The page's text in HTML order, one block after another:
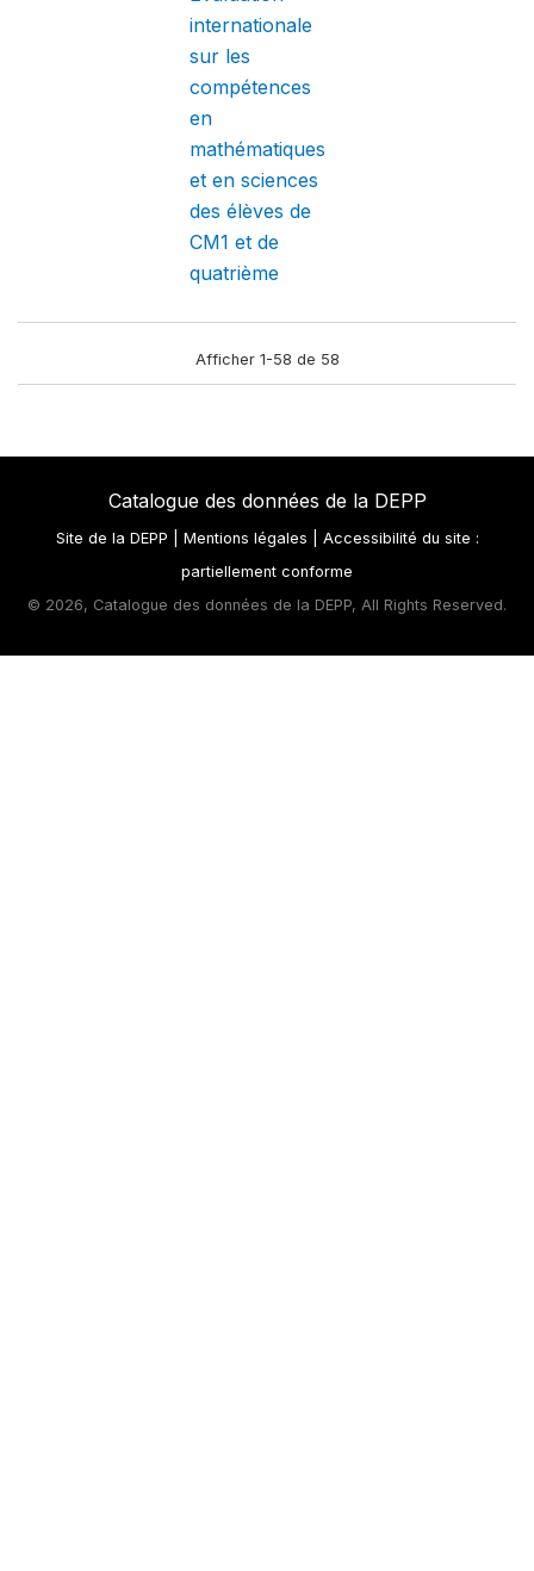
internationale
sur les
compétences
en
mathématiques
et en sciences
des élèves de
CM1 et de
quatrième
Afficher 1-58 de 58
Catalogue des données de la DEPP
Site de la DEPP Mentions légales
Accessibilité du site :
partiellement conforme
© 2026, Catalogue des données de la DEPP, All Rights Reserved.